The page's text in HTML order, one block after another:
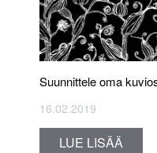
Suunnittele oma
16.02.2019
LUE LISÄÄ